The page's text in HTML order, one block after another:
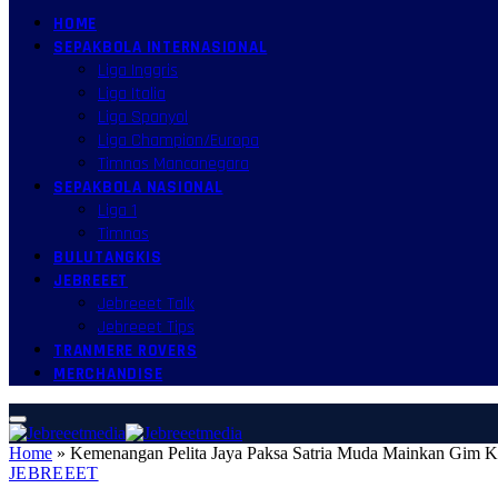
HOME
SEPAKBOLA INTERNASIONAL
Liga Inggris
Liga Italia
Liga Spanyol
Liga Champion/Europa
Timnas Mancanegara
SEPAKBOLA NASIONAL
Liga 1
Timnas
BULUTANGKIS
JEBREEET
Jebreeet Talk
Jebreeet Tips
TRANMERE ROVERS
MERCHANDISE
Home » Kemenangan Pelita Jaya Paksa Satria Muda Mainkan Gim
JEBREEET